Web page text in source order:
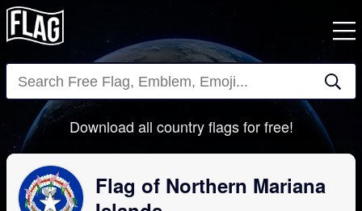
Close
Download all country flags for free!
Flag of Northern Mariana